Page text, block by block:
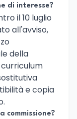
di interesse?
il 10 luglio
all'avviso,
della
e copia
commissione?